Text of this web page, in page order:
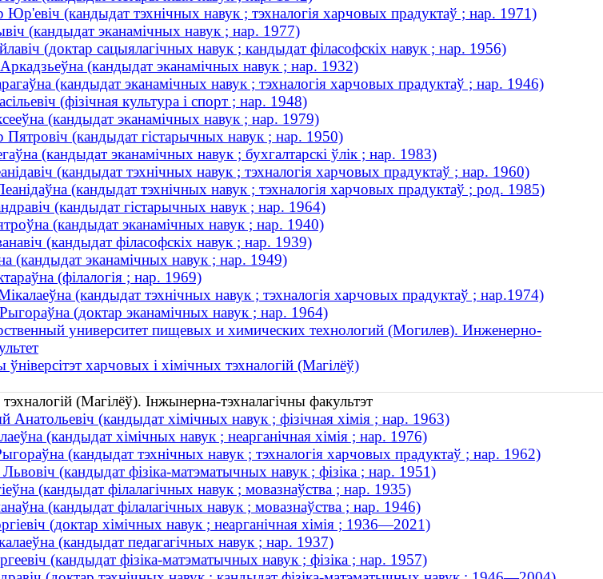
Юр'евіч (кандыдат тэхнічных навук ; тэхналогія харчовых прадуктаў ; нар. 1971)
(кандыдат эканамічных навук ; нар. 1977)
(доктар сацыялагічных навук ; кандыдат філасофскіх навук ; нар. 1956)
(кандыдат эканамічных навук ; нар. 1932)
(кандыдат эканамічных навук ; тэхналогія харчовых прадуктаў ; нар. 1946)
(фізічная культура і спорт ; нар. 1948)
(кандыдат эканамічных навук ; нар. 1979)
Пятровіч (кандыдат гістарычных навук ; нар. 1950)
(кандыдат эканамічных навук ; бухгалтарскі ўлік ; нар. 1983)
(кандыдат тэхнічных навук ; тэхналогія харчовых прадуктаў ; нар. 1960)
(кандыдат тэхнічных навук ; тэхналогія харчовых прадуктаў ; род. 1985)
(кандыдат гістарычных навук ; нар. 1964)
(кандыдат эканамічных навук ; нар. 1940)
(кандыдат філасофскіх навук ; нар. 1939)
(кандыдат эканамічных навук ; нар. 1949)
(філалогія ; нар. 1969)
(кандыдат тэхнічных навук ; тэхналогія харчовых прадуктаў ; нар.1974)
(доктар эканамічных навук ; нар. 1964)
университет пищевых и химических технологий (Могилев). Инженерно-
харчовых і хімічных тэхналогій (Магілёў)
(Магілёў). Інжынерна-тэхналагічны факультэт
Анатольевiч (кандыдат хімічных навук ; фізічная хімія ; нар. 1963)
(кандыдат хімічных навук ; неарганічная хімія ; нар. 1976)
(кандыдат тэхнічных навук ; тэхналогія харчовых прадуктаў ; нар. 1962)
(кандыдат фізіка-матэматычных навук ; фізіка ; нар. 1951)
(кандыдат філалагічных навук ; мовазнаўства ; нар. 1935)
(кандыдат філалагічных навук ; мовазнаўства ; нар. 1946)
(доктар хімічных навук ; неарганічная хімія ; 1936—2021)
(кандыдат педагагічных навук ; нар. 1937)
(кандыдат фізіка-матэматычных навук ; фізіка ; нар. 1957)